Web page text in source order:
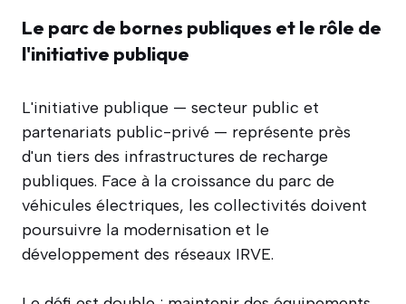
Le parc de bornes publiques et le rôle de
l'initiative publique
L'initiative publique — secteur public et
partenariats public-privé — représente près
d'un tiers des infrastructures de recharge
publiques. Face à la croissance du parc de
véhicules électriques, les collectivités doivent
poursuivre la modernisation et le
développement des réseaux IRVE.